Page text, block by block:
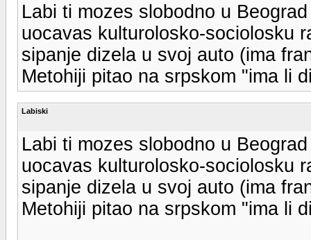
Labi ti mozes slobodno u
uocavas kulturolosko-sociolosku
sipanje dizela u svoj auto (ima
Metohiji pitao na srpskom "ima li
Labiski
Labi ti mozes slobodno u
uocavas kulturolosko-sociolosku
sipanje dizela u svoj auto (ima
Metohiji pitao na srpskom "ima li